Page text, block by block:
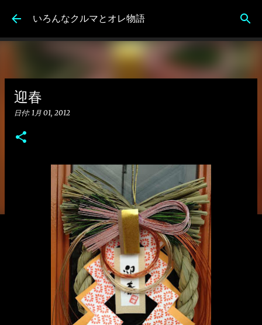
スキップしてメイン コンテンツに移動
いろんなクルマとオレ物語
迎春
日付: 1月 01, 2012